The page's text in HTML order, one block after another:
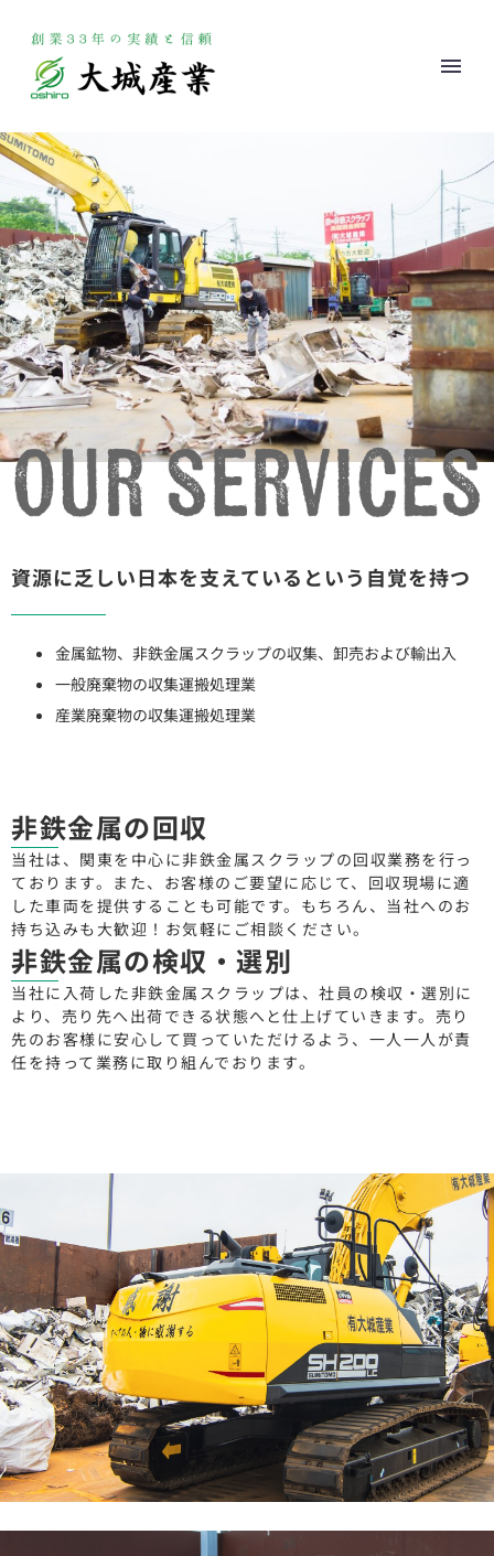
資源に乏しい日本を支えているという自覚を持つ
金属鉱物、非鉄金属スクラップの収集、卸売および輸出入
一般廃棄物の収集運搬処理業
産業廃棄物の収集運搬処理業
非鉄金属の回収
当社は、関東を中心に非鉄金属スクラップの回収業務を行っ
ております。 また、お客様のご要望に応じて、回収現場に適
した車両を提供することも可能です。 もちろん、当社へのお
持ち込みも大歓迎！ お気軽にご相談ください。
非鉄金属の検収・選別
当社に入荷した非鉄金属スクラップは、社員の検収・選別に
より、売り先へ出荷できる状態へと仕上げていきます。 売り
先のお客様に安心して買っていただけるよう、一人一人が責
任を持って業務に取り組んでおります。